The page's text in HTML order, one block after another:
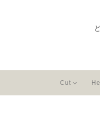
Cut